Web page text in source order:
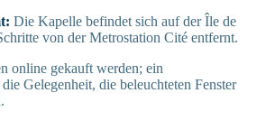
Die Kapelle befindet sich auf der Île de
von der Metrostation Cité entfernt.
online gekauft werden; ein
Gelegenheit, die beleuchteten Fenster